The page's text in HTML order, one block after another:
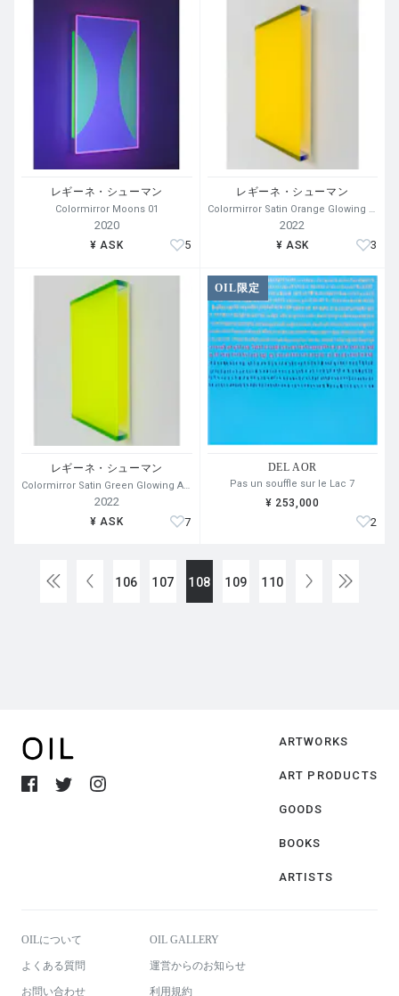
レギーネ・シューマン
Colormirror Moons 01
2020
¥ ASK 5
レギーネ・シューマン
2022
¥ ASK 3
レギーネ・シューマン
Colormirror Satin Green Glowing After Los Angeles
2022
¥ ASK 7
OIL限定
DEL AOR
Pas un souffle sur le Lac 7
¥ 253,000
2
106 107 108 109 110
ARTWORKS
ART PRODUCTS
GOODS
BOOKS
ARTISTS
OILについて OIL GALLERY
よくある質問 運営からのお知らせ
お問い合わせ 利用規約